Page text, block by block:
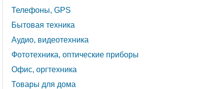
Телефоны, GPS
Бытовая техника
Аудио, видеотехника
Фототехника, оптические приборы
Офис, оргтехника
Товары для дома